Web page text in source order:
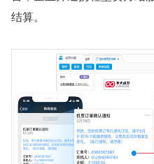
结算。